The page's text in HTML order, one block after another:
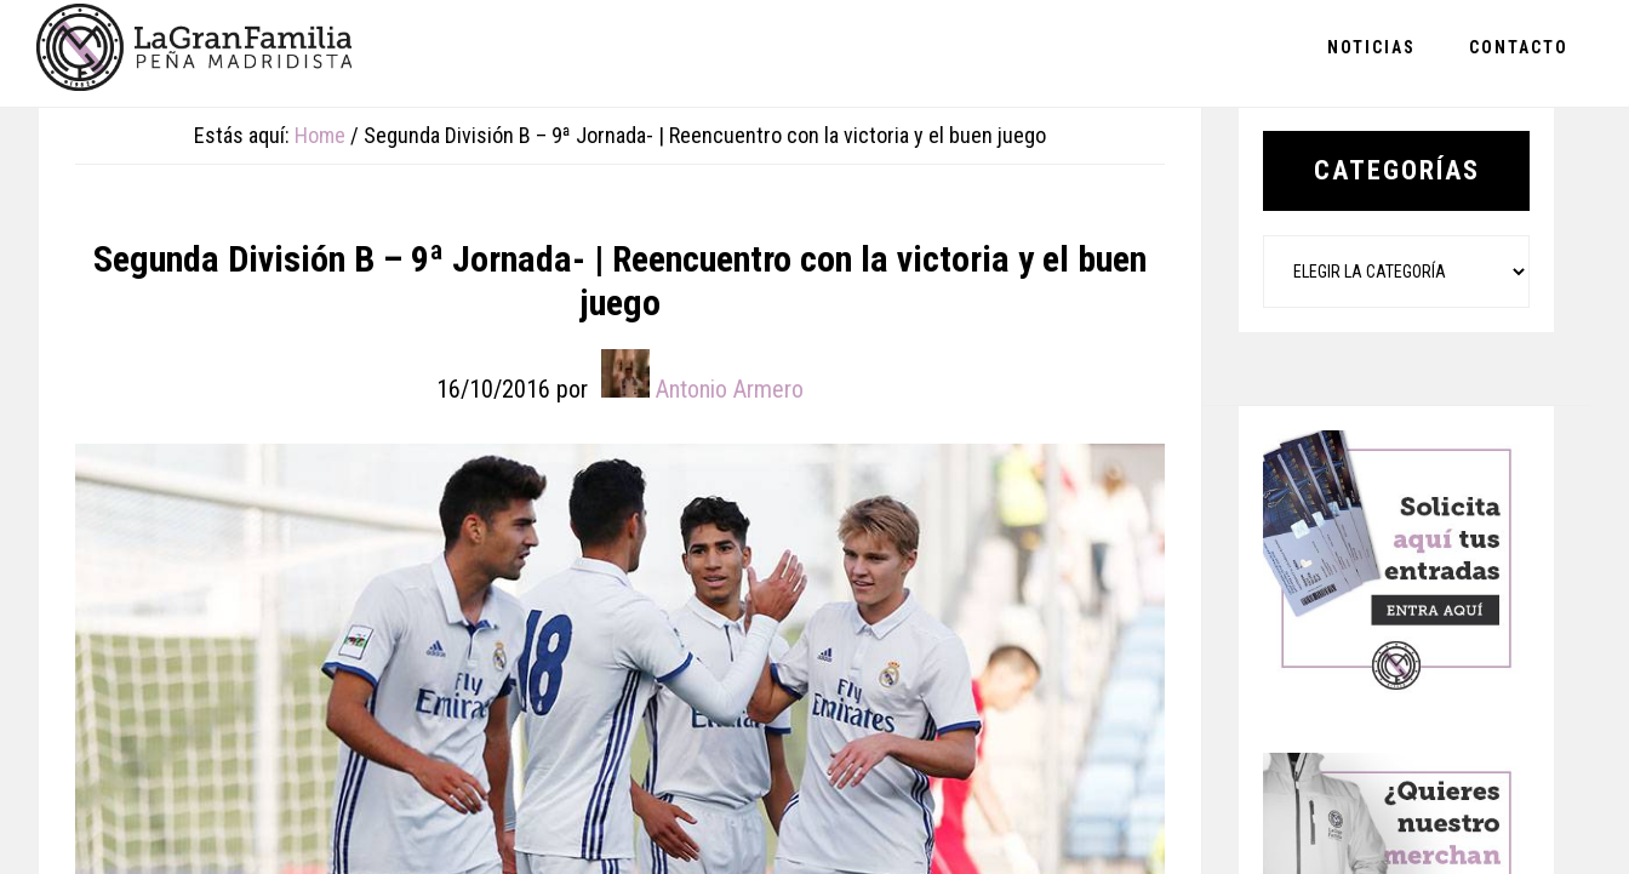
primary
footer
NOTICIAS CONTACTO
Estás aquí: Home / Segunda División B – 9ª Jornada- | Reencuentro con la victoria y el buen juego
Segunda División B – 9ª Jornada- | Reencuentro con la victoria y el buen
juego
16/10/2016 por Antonio Armero
Primary
CATEGORÍAS